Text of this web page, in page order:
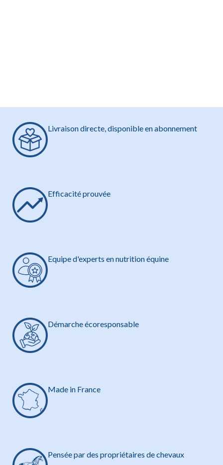
Livraison directe, disponible en abonnement
Efficacité prouvée
Equipe d'experts en nutrition équine
Démarche écoresponsable
Made in France
Pensée par des propriétaires de chevaux